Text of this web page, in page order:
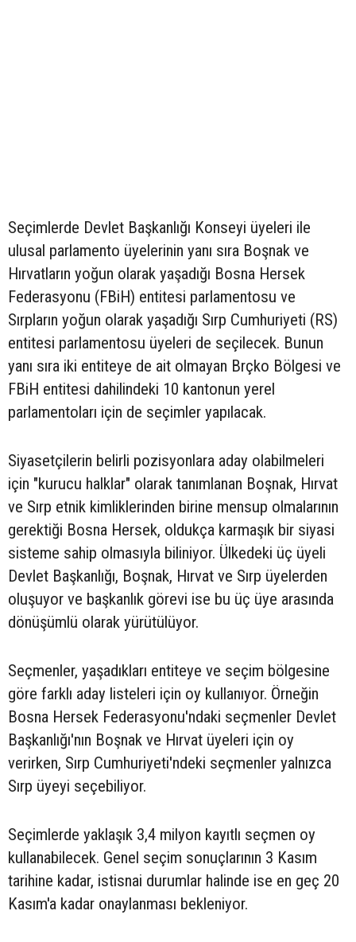
Seçimlerde Devlet Başkanlığı Konseyi üyeleri ile
ulusal parlamento üyelerinin yanı sıra Boşnak ve
Hırvatların yoğun olarak yaşadığı Bosna Hersek
Federasyonu (FBiH) entitesi parlamentosu ve
Sırpların yoğun olarak yaşadığı Sırp Cumhuriyeti (RS)
entitesi parlamentosu üyeleri de seçilecek. Bunun
yanı sıra iki entiteye de ait olmayan Brçko Bölgesi ve
FBiH entitesi dahilindeki 10 kantonun yerel
parlamentoları için de seçimler yapılacak.
Siyasetçilerin belirli pozisyonlara aday olabilmeleri
için "kurucu halklar" olarak tanımlanan Boşnak, Hırvat
ve Sırp etnik kimliklerinden birine mensup olmalarının
gerektiği Bosna Hersek, oldukça karmaşık bir siyasi
sisteme sahip olmasıyla biliniyor. Ülkedeki üç üyeli
Devlet Başkanlığı, Boşnak, Hırvat ve Sırp üyelerden
oluşuyor ve başkanlık görevi ise bu üç üye arasında
dönüşümlü olarak yürütülüyor.
Seçmenler, yaşadıkları entiteye ve seçim bölgesine
göre farklı aday listeleri için oy kullanıyor. Örneğin
Bosna Hersek Federasyonu'ndaki seçmenler Devlet
Başkanlığı'nın Boşnak ve Hırvat üyeleri için oy
verirken, Sırp Cumhuriyeti'ndeki seçmenler yalnızca
Sırp üyeyi seçebiliyor.
Seçimlerde yaklaşık 3,4 milyon kayıtlı seçmen oy
kullanabilecek. Genel seçim sonuçlarının 3 Kasım
tarihine kadar, istisnai durumlar halinde ise en geç 20
Kasım'a kadar onaylanması bekleniyor.